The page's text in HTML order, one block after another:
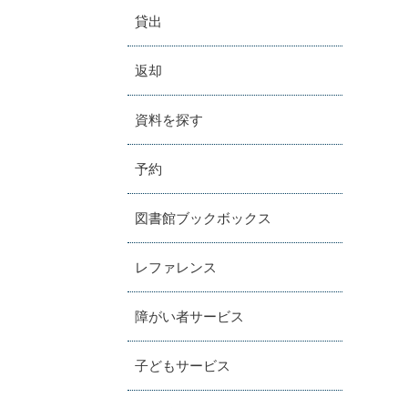
貸出
返却
資料を探す
予約
図書館ブックボックス
レファレンス
障がい者サービス
子どもサービス